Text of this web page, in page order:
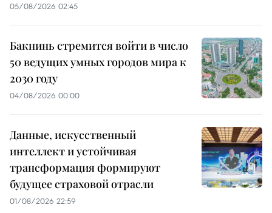
05/08/2026 02:45
Бакнинь стремится войти в число
50 ведущих умных городов мира к
2030 году
04/08/2026 00:00
Данные, искусственный
интеллект и устойчивая
трансформация формируют
будущее страховой отрасли
01/08/2026 22:59